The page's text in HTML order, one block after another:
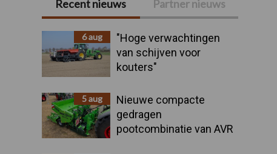
Primaire
Sidebar
Recent nieuws Partner nieuws
6 aug
"Hoge verwachtingen
van schijven voor
kouters"
5 aug
Nieuwe compacte
gedragen
pootcombinatie van AVR